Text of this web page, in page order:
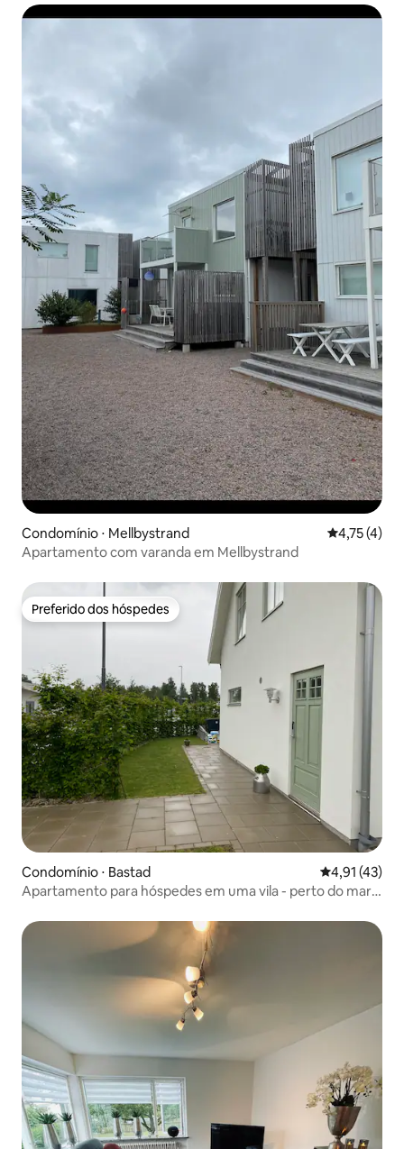
Condomínio ⋅ Mellbystrand 4,75 de
4,75 (4)
Apartamento com varanda em Mellbystrand
Preferido dos hóspedes
Preferido dos hóspedes
Condomínio ⋅ Bastad 4,91 de uma
4,91 (43)
Apartamento para hóspedes em uma vila - perto do mar e